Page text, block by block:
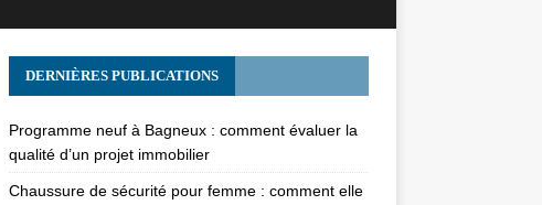
DERNIÈRES PUBLICATIONS
Programme neuf à Bagneux : comment évaluer la
qualité d’un projet immobilier
Chaussure de sécurité pour femme : comment elle